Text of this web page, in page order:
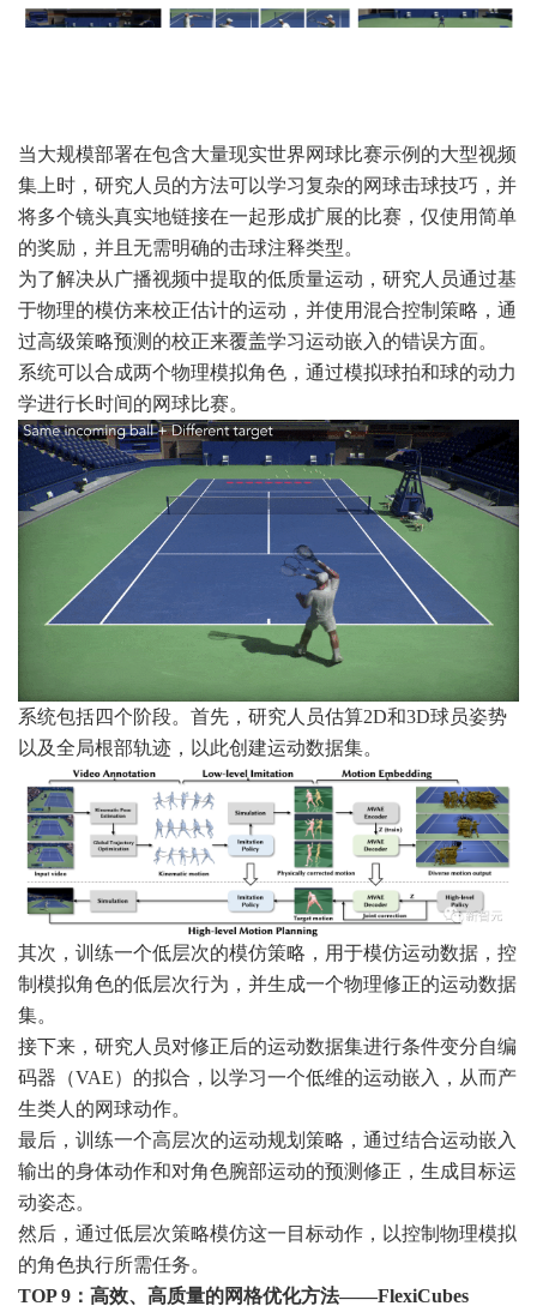
当大规模部署在包含大量现实世界网球比赛示例的大型视频
集上时，研究人员的方法可以学习复杂的网球击球技巧，并
将多个镜头真实地链接在一起形成扩展的比赛，仅使用简单
的奖励，并且无需明确的击球注释类型。
为了解决从广播视频中提取的低质量运动，研究人员通过基
于物理的模仿来校正估计的运动，并使用混合控制策略，通
过高级策略预测的校正来覆盖学习运动嵌入的错误方面。
系统可以合成两个物理模拟角色，通过模拟球拍和球的动力
学进行长时间的网球比赛。
系统包括四个阶段。首先，研究人员估算2D和3D球员姿势
以及全局根部轨迹，以此创建运动数据集。
其次，训练一个低层次的模仿策略，用于模仿运动数据，控
制模拟角色的低层次行为，并生成一个物理修正的运动数据
集。
接下来，研究人员对修正后的运动数据集进行条件变分自编
码器（VAE）的拟合，以学习一个低维的运动嵌入，从而产
生类人的网球动作。
最后，训练一个高层次的运动规划策略，通过结合运动嵌入
输出的身体动作和对角色腕部运动的预测修正，生成目标运
动姿态。
然后，通过低层次策略模仿这一目标动作，以控制物理模拟
的角色执行所需任务。
TOP 9：高效、高质量的网格优化方法——FlexiCubes